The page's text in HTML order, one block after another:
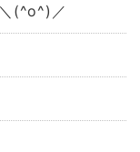
(^o^)／